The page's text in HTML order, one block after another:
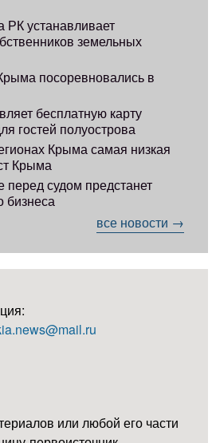
устанавливает
земельных
посоревновались в
бесплатную карту
гостей полуострова
Крыма самая низкая
Крыма
перед судом предстанет
бизнеса
все новости →
или любой его части